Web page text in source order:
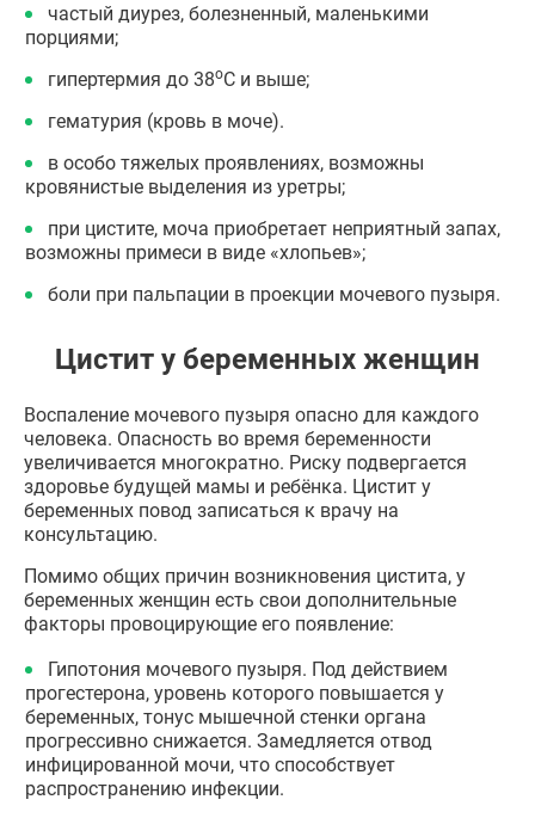
частый диурез, болезненный, маленькими
порциями;
гипертермия до 38оС и выше;
гематурия (кровь в моче).
в особо тяжелых проявлениях, возможны
кровянистые выделения из уретры;
при цистите, моча приобретает неприятный запах,
возможны примеси в виде «хлопьев»;
боли при пальпации в проекции мочевого пузыря.
Цистит у беременных женщин
Воспаление мочевого пузыря опасно для каждого
человека. Опасность во время беременности
увеличивается многократно. Риску подвергается
здоровье будущей мамы и ребёнка. Цистит у
беременных повод записаться к врачу на
консультацию.
Помимо общих причин возникновения цистита, у
беременных женщин есть свои дополнительные
факторы провоцирующие его появление:
Гипотония мочевого пузыря. Под действием
прогестерона, уровень которого повышается у
беременных, тонус мышечной стенки органа
прогрессивно снижается. Замедляется отвод
инфицированной мочи, что способствует
распространению инфекции.